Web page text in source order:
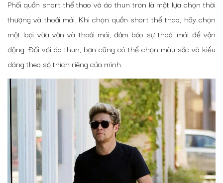
Phối quần short thể thao và áo thun trơn là một lựa chọn thời
thượng và thoải mái. Khi chọn quần short thể thao, hãy chọn
một loại vừa vặn và thoải mái, đảm bảo sự thoải mái để vận
động. Đối với áo thun, bạn cũng có thể chọn màu sắc và kiểu
dáng theo sở thích riêng của mình.